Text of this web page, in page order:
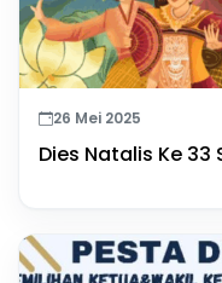
26 Mei 2025
Dies Natalis Ke 33